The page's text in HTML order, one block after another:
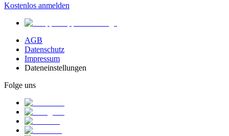
Kostenlos anmelden
AGB
Datenschutz
Impressum
Dateneinstellungen
Folge uns